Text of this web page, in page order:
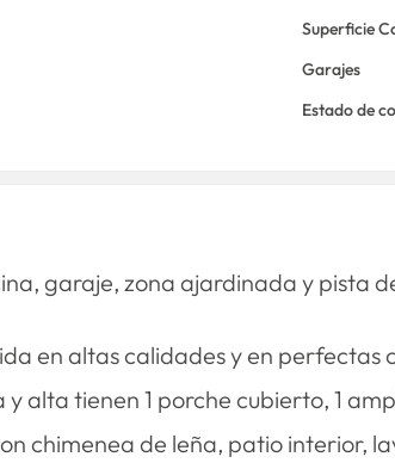
Superficie
Garajes
Estado de
garaje, zona ajardinada y pista
en altas calidades y en
alta tienen 1 porche cubierto, 1
chimenea de leña, patio interior,